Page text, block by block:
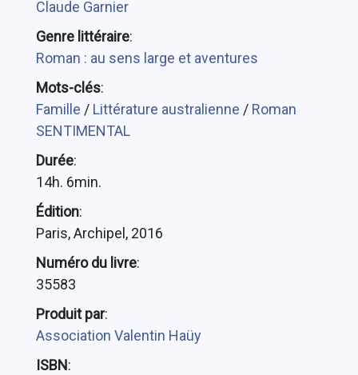
Claude Garnier
Genre littéraire:
Roman : au sens large et aventures
Mots-clés:
Famille / Littérature australienne / Roman
SENTIMENTAL
Durée:
14h. 6min.
Édition:
Paris, Archipel, 2016
Numéro du livre:
35583
Produit par:
Association Valentin Haüy
ISBN: